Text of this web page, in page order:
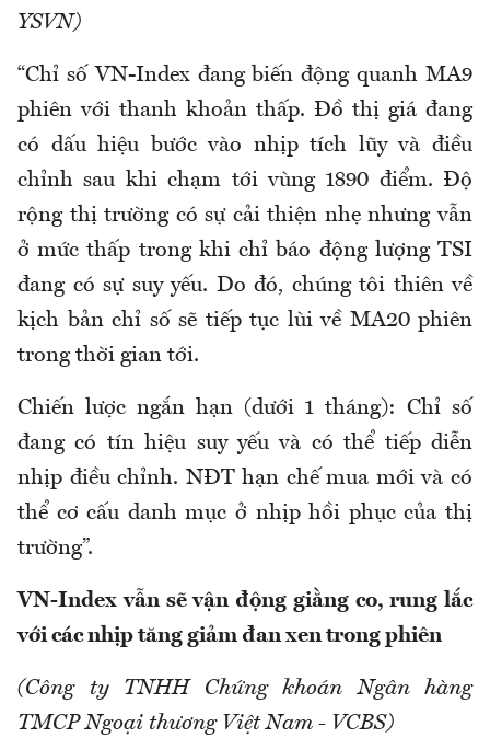
YSVN)
“Chỉ số VN-Index đang biến động quanh MA9
phiên với thanh khoản thấp. Đồ thị giá đang
có dấu hiệu bước vào nhịp tích lũy và điều
chỉnh sau khi chạm tới vùng 1890 điểm. Độ
rộng thị trường có sự cải thiện nhẹ nhưng vẫn
ở mức thấp trong khi chỉ báo động lượng TSI
đang có sự suy yếu. Do đó, chúng tôi thiên về
kịch bản chỉ số sẽ tiếp tục lùi về MA20 phiên
trong thời gian tới.
Chiến lược ngắn hạn (dưới 1 tháng): Chỉ số
đang có tín hiệu suy yếu và có thể tiếp diễn
nhịp điều chỉnh. NĐT hạn chế mua mới và có
thể cơ cấu danh mục ở nhịp hồi phục của thị
trường”.
VN-Index vẫn sẽ vận động giằng co, rung lắc
với các nhịp tăng giảm đan xen trong phiên
(Công ty TNHH Chứng khoán Ngân hàng
TMCP Ngoại thương Việt Nam - VCBS)